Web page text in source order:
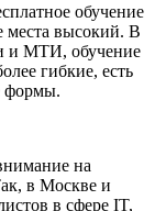
обучение
места высокий. В
и МТИ, обучение
гибкие, есть
формы.
на
в Москве и
в сфере IT,